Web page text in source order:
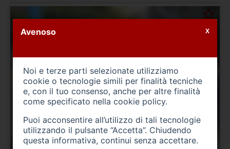
Avenoso
Noi e terze parti selezionate utilizziamo
cookie o tecnologie simili per finalità tecniche
e, con il tuo consenso, anche per altre finalità
come specificato nella cookie policy.
Puoi acconsentire all’utilizzo di tali tecnologie
utilizzando il pulsante “Accetta”. Chiudendo
questa informativa, continui senza accettare.
X